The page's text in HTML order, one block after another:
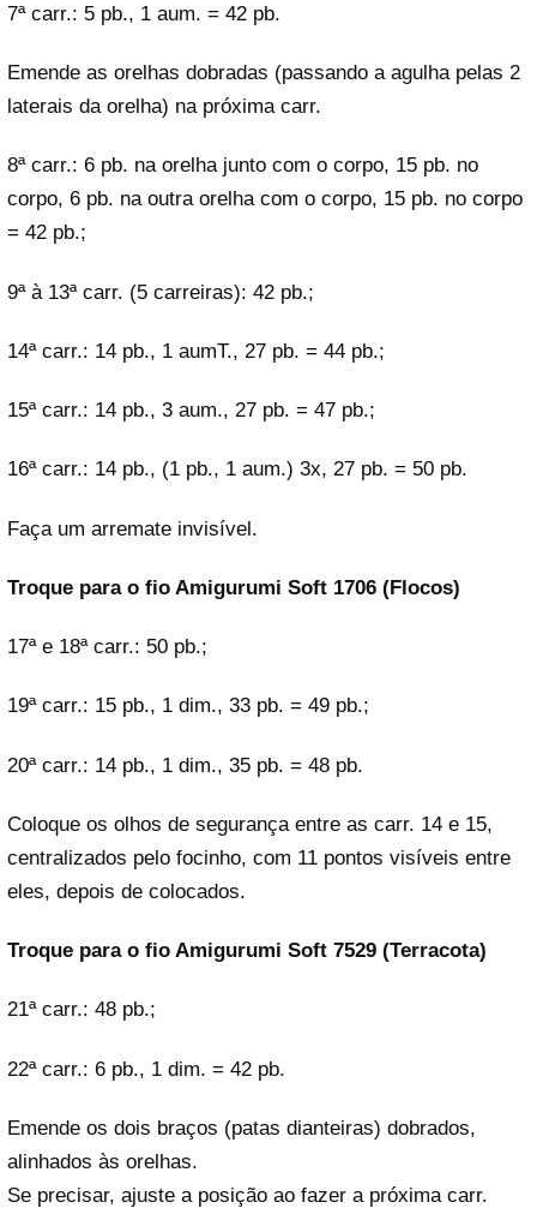
7ª carr.: 5 pb., 1 aum. = 42 pb.
Emende as orelhas dobradas (passando a agulha pelas 2
laterais da orelha) na próxima carr.
8ª carr.: 6 pb. na orelha junto com o corpo, 15 pb. no
corpo, 6 pb. na outra orelha com o corpo, 15 pb. no corpo
= 42 pb.;
9ª à 13ª carr. (5 carreiras): 42 pb.;
14ª carr.: 14 pb., 1 aumT., 27 pb. = 44 pb.;
15ª carr.: 14 pb., 3 aum., 27 pb. = 47 pb.;
16ª carr.: 14 pb., (1 pb., 1 aum.) 3x, 27 pb. = 50 pb.
Faça um arremate invisível.
Troque para o fio Amigurumi Soft 1706 (Flocos)
17ª e 18ª carr.: 50 pb.;
19ª carr.: 15 pb., 1 dim., 33 pb. = 49 pb.;
20ª carr.: 14 pb., 1 dim., 35 pb. = 48 pb.
Coloque os olhos de segurança entre as carr. 14 e 15,
centralizados pelo focinho, com 11 pontos visíveis entre
eles, depois de colocados.
Troque para o fio Amigurumi Soft 7529 (Terracota)
21ª carr.: 48 pb.;
22ª carr.: 6 pb., 1 dim. = 42 pb.
Emende os dois braços (patas dianteiras) dobrados,
alinhados às orelhas.
Se precisar, ajuste a posição ao fazer a próxima carr.